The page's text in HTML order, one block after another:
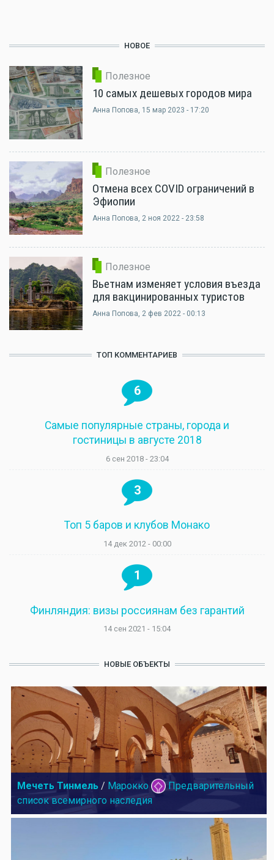
НОВОЕ
Полезное
10 самых дешевых городов мира
Анна Попова, 15 мар 2023 - 17:20
Полезное
Отмена всех COVID ограничений в
Эфиопии
Анна Попова, 2 ноя 2022 - 23:58
Полезное
Вьетнам изменяет условия въезда
для вакцинированных туристов
Анна Попова, 2 фев 2022 - 00:13
ТОП КОММЕНТАРИЕВ
6
Самые популярные страны, города и
гостиницы в августе 2018
6 сен 2018 - 23:04
3
Топ 5 баров и клубов Монако
14 дек 2012 - 00:00
1
Финляндия: визы россиянам без гарантий
14 сен 2021 - 15:04
НОВЫЕ ОБЪЕКТЫ
Мечеть Тинмель / Марокко
Предварительный
список всемирного наследия